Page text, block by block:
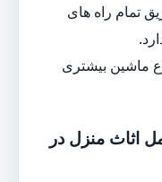
تمام راه های
ماشین بیشتری
اثاث منزل در